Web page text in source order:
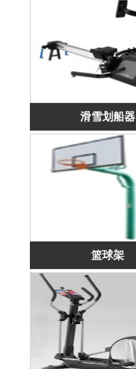
滑雪划船器
篮球架